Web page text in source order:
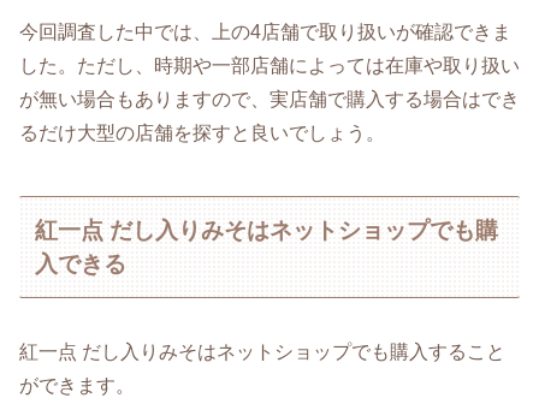
今回調査した中では、上の4店舗で取り扱いが確認できま
した。ただし、時期や一部店舗によっては在庫や取り扱い
が無い場合もありますので、実店舗で購入する場合はでき
るだけ大型の店舗を探すと良いでしょう。
紅一点 だし入りみそはネットショップでも購
入できる
紅一点 だし入りみそはネットショップでも購入すること
ができます。